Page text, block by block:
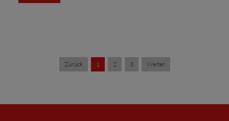
Zurück 1 2 3 Weiter